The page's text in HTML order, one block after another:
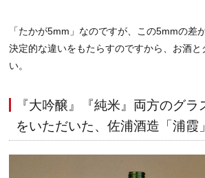
「たかが5mm」なのですが、この5mmの差
決定的な違いをもたらすのですから、お酒と
い。
『大吟醸』『純米』両方のグラ
をいただいた、佐浦酒造「浦霞」